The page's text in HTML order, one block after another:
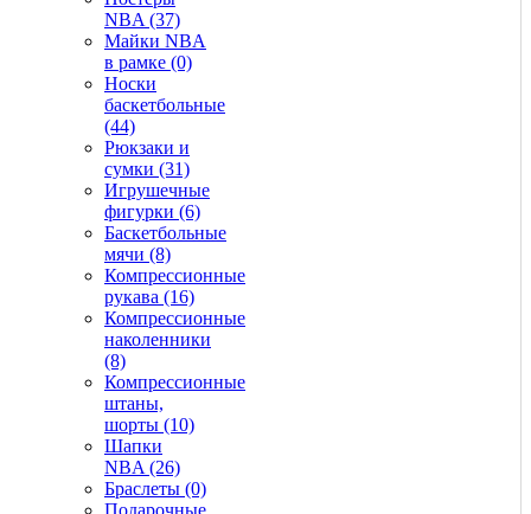
NBA (37)
Майки NBA
в рамке (0)
Носки
баскетбольные
(44)
Рюкзаки и
сумки (31)
Игрушечные
фигурки (6)
Баскетбольные
мячи (8)
Компрессионные
рукава (16)
Компрессионные
наколенники
(8)
Компрессионные
штаны,
шорты (10)
Шапки
NBA (26)
Браслеты (0)
Подарочные